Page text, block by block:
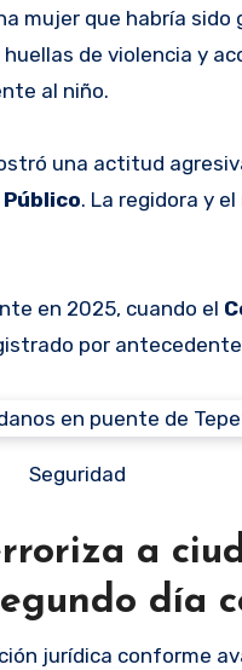
mujer que habría sido
de violencia y
al niño.
una actitud
. La regidora y
en 2025, cuando el
por
Seguridad
a
día
jurídica conforme